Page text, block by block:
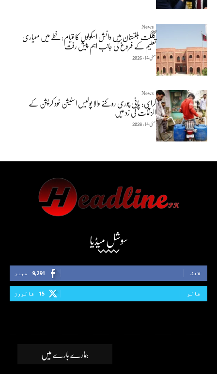
News
گلگت بلتستان میں دانش اسکولوں کا قیام: خطے میں معیاری
تعلیم کے فروغ کی جانب اہم پیش رفت
مئی 14, 2026
News
کراچی: پانی چوری روکنے والا پولیس اسٹیشن خود کرپشن کے
الزامات کی زد میں
مئی 14, 2026
سوشل میڈیا
9,291 فینز لائک
15 فالورز فالو
ہمارے بارے میں